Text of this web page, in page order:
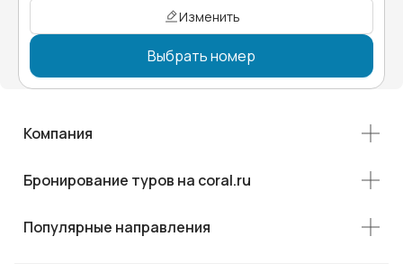
Изменить
Выбрать номер
Компания
Бронирование туров на coral.ru
Популярные направления